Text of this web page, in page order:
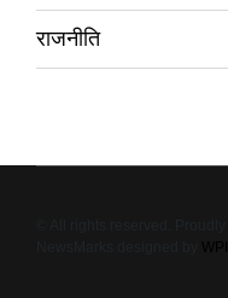
राजनीति